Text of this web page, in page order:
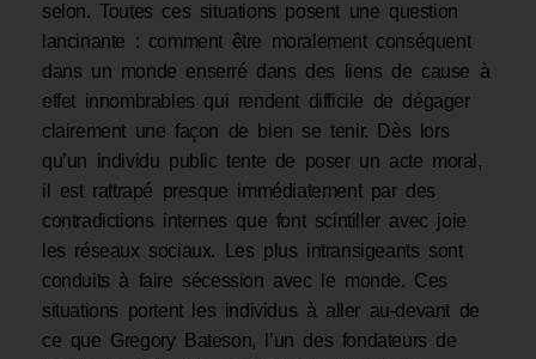
selon. Toutes ces situations posent une question
lancinante : comment être moralement conséquent
dans un monde enserré dans des liens de cause à
effet innombrables qui rendent difficile de dégager
clairement une façon de bien se tenir. Dès lors
qu’un individu public tente de poser un acte moral,
il est rattrapé presque immédiatement par des
contradictions internes que font scintiller avec joie
les réseaux sociaux. Les plus intransigeants sont
conduits à faire sécession avec le monde. Ces
situations portent les individus à aller au-devant de
ce que Gregory Bateson, l’un des fondateurs de